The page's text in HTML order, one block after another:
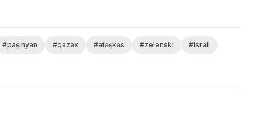
#paşinyan #qazax #atəşkəs #zelenski #israil